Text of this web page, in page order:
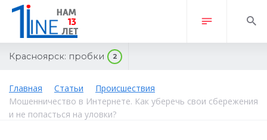
Красноярск: пробки 2
Главная Статьи
Происшествия
Мошенничество в Интернете. Как уберечь свои сбережения
и не попасться на уловки?